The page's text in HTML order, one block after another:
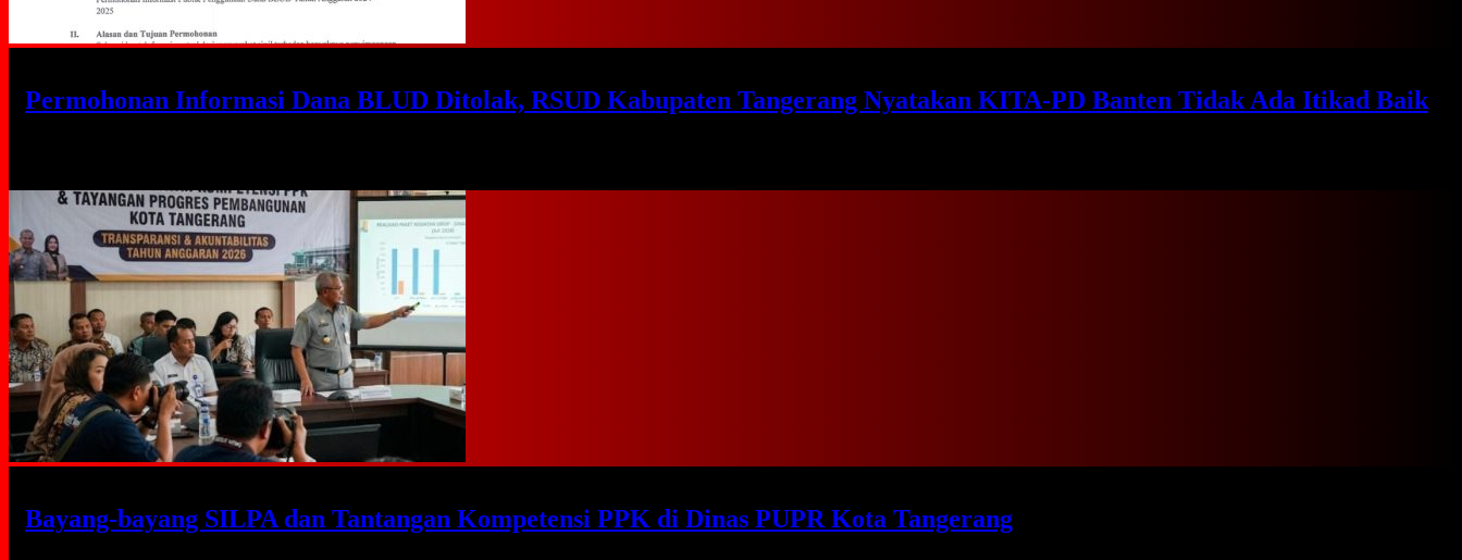
Permohonan Informasi Dana BLUD Ditolak, RSUD Kabupaten Tangerang Nyatakan KITA-PD Banten Tidak Ada Itikad Baik
Bayang-bayang SILPA dan Tantangan Kompetensi PPK di Dinas PUPR Kota Tangerang